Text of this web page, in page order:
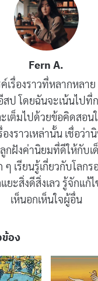
นิทานอีสป : ไก่ได้พลอย (The
พฤษภาคม 26, 2019
ทานอีสป : มดกับตั๊กแตน
พฤษภาคม 25, 2019
ทานอีสป : เด็กชายกับฝูงกบ
พฤษภาคม 24, 2019
รู้จักบุญคุณและไม่คำนึ
Fern A.
เรื่องราวที่หลากหลา
ป โดยฉันจะเน้นไปที่
เต็มไปด้วยข้อคิดสอน
งราวเหล่านั้น เชื่อว่
กฝังค่านิยมที่ดีให้กับเ
ๆ เรียนรู้เกี่ยวกับโลก
ยะสิ่งดีสิ่งเลว รู้จักแ
เห็นอกเห็นใจผู้อื่น
อง